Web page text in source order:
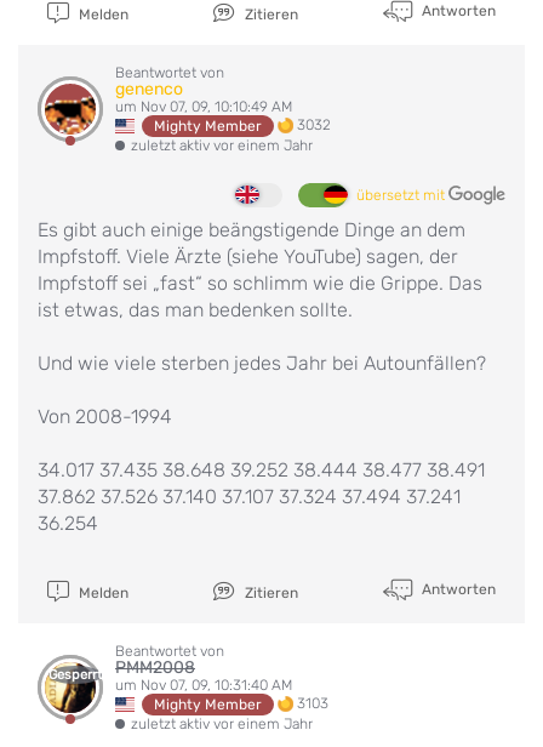
Melden Zitieren Antworten
Beantwortet von
genenco
um Nov 07, 09, 10:10:49 AM
Mighty Member
3032
zuletzt aktiv vor einem Jahr
übersetzt mit
Es gibt auch einige beängstigende Dinge an dem
Impfstoff. Viele Ärzte (siehe YouTube) sagen, der
Impfstoff sei „fast“ so schlimm wie die Grippe. Das
ist etwas, das man bedenken sollte.
Und wie viele sterben jedes Jahr bei Autounfällen?
Von 2008-1994
34.017 37.435 38.648 39.252 38.444 38.477 38.491
37.862 37.526 37.140 37.107 37.324 37.494 37.241
36.254
Melden Zitieren Antworten
Gesperrt
Beantwortet von
PMM2008
um Nov 07, 09, 10:31:40 AM
Mighty Member
3103
zuletzt aktiv vor einem Jahr